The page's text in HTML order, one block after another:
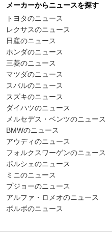
メーカーからニュースを探す
トヨタのニュース
レクサスのニュース
日産のニュース
ホンダのニュース
三菱のニュース
マツダのニュース
スバルのニュース
スズキのニュース
ダイハツのニュース
メルセデス・ベンツのニュース
BMWのニュース
アウディのニュース
フォルクスワーゲンのニュース
ポルシェのニュース
ミニのニュース
プジョーのニュース
アルファ・ロメオのニュース
ボルボのニュース